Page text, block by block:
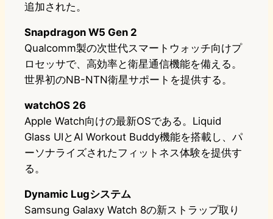
追加された。
Snapdragon W5 Gen 2
Qualcomm製の次世代スマートウォッチ向けプ
ロセッサで、高効率と衛星通信機能を備える。
世界初のNB-NTN衛星サポートを提供する。
watchOS 26
Apple Watch向けの最新OSである。Liquid
Glass UIとAI Workout Buddy機能を搭載し、パ
ーソナライズされたフィットネス体験を提供す
る。
Dynamic Lugシステム
Samsung Galaxy Watch 8の新ストラップ取り